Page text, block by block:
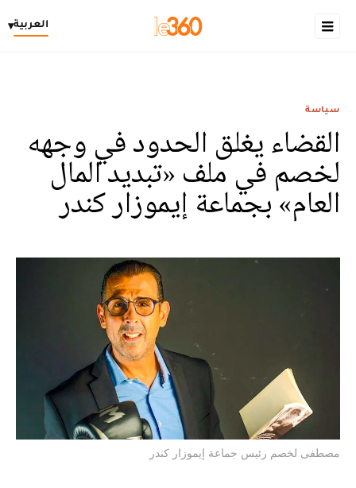
العربية▾
سياسة
القضاء يغلق الحدود في وجهه
لخصم في ملف «تبديد المال
العام» بجماعة إيموزار كندر‎
مصطفى لخصم رئيس جماعة إيموزار كندر